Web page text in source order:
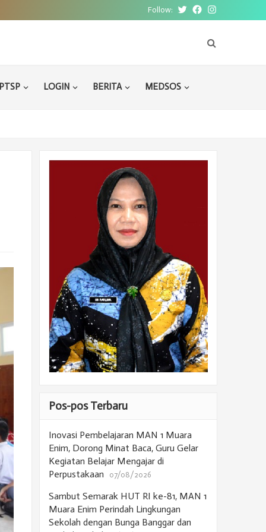
Follow: TwitterFacebookInstagram
LOGIN BERITA MEDSOS
Pos-pos Terbaru
Inovasi Pembelajaran MAN 1 Muara
Enim, Dorong Minat Baca, Guru Gelar
Kegiatan Belajar Mengajar di
Perpustakaan
07/08/2026
Sambut Semarak HUT RI ke-81, MAN 1
Muara Enim Perindah Lingkungan
Sekolah dengan Bunga Banggar dan